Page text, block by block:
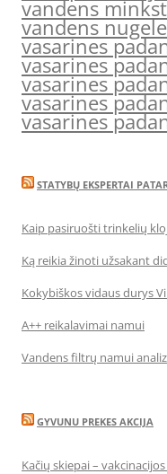
vandens
vandens
vasarines
vasarines
vasarines
vasarines
vasarines
STATYBŲ EKSPERTAI
Kaip pasiruošti trinkelių
Ką reikia žinoti užsakant
Kokybiškos vidaus durys
A++ reikalavimai namui
Vandens filtrų namui
GYVUNU PREKES AKCIJA
Kačių skiepai –